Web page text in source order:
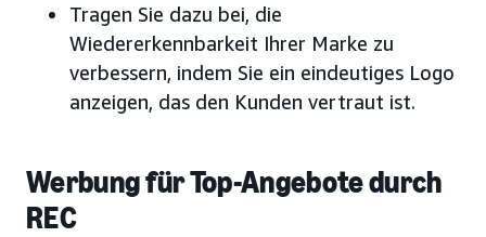
Tragen Sie dazu bei, die
Wiedererkennbarkeit Ihrer Marke zu
verbessern, indem Sie ein eindeutiges Logo
anzeigen, das den Kunden vertraut ist.
Werbung für Top-Angebote durch
REC